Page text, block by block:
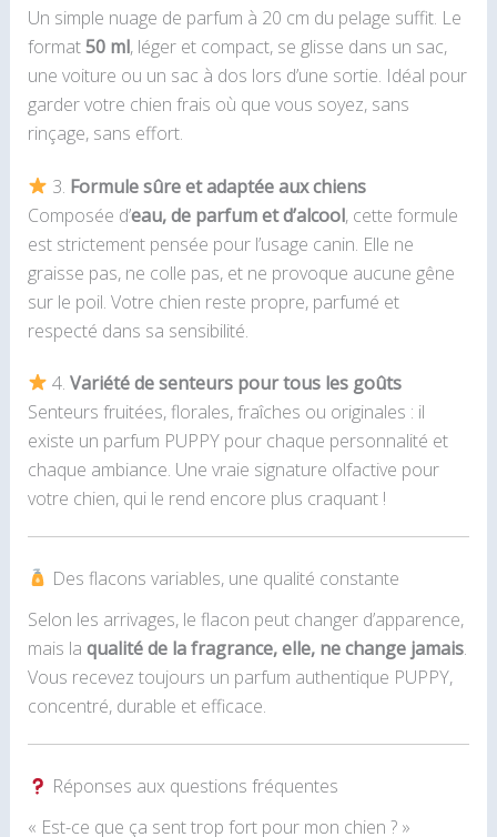
Un simple nuage de parfum à 20 cm du pelage suffit. Le
format50 ml, léger et compact, se glisse dans un sac,
une voiture ou un sac à dos lors d’une sortie. Idéal pour
garder votre chien frais où que vous soyez, sans
rinçage, sans effort.
3. Formule sûre et adaptée aux chiens
Composée d’eau, de parfum et d’alcool, cette formule
est strictement pensée pour l’usage canin. Elle ne
graisse pas, ne colle pas, et ne provoque aucune gêne
sur le poil. Votre chien reste propre, parfumé et
respecté dans sa sensibilité.
4. Variété de senteurs pour tous les goûts
Senteurs fruitées, florales, fraîches ou originales : il
existe un parfum PUPPY pour chaque personnalité et
chaque ambiance. Une vraie signature olfactive pour
votre chien, qui le rend encore plus craquant !
Des flacons variables, une qualité constante
Selon les arrivages, le flacon peut changer d’apparence,
mais la qualité de la fragrance, elle, ne change jamais.
Vous recevez toujours un parfum authentique PUPPY,
concentré, durable et efficace.
Réponses aux questions fréquentes
« Est-ce que ça sent trop fort pour mon chien ? »